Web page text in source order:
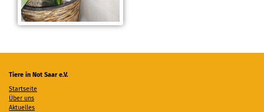
Tiere in Not Saar e.V.
Startseite
Über uns
Aktuelles